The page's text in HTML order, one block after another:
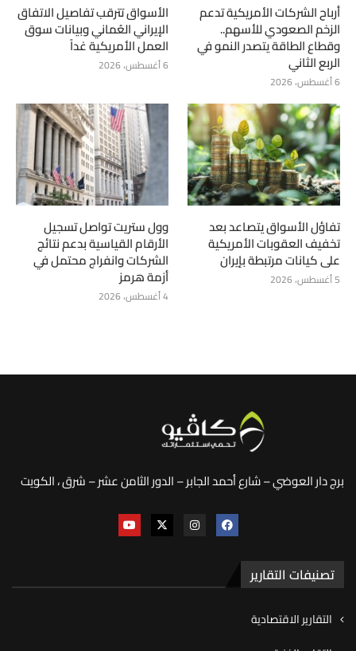
أرباح الشركات الأمريكية تدعم
الزخم الصعودي للأسهم..
وقطاع الطاقة يتصدر النمو في
الربع الثاني
6 أغسطس، 2026
الأسواق تترقب تفاصيل الاتفاق
الإيراني العُماني وبيانات سوق
العمل الأمريكية غداً
6 أغسطس، 2026
تفاؤل الأسواق يتصاعد بعد
تخفيف العقوبات الأمريكية
على كيانات مرتبطة بإيران
5 أغسطس، 2026
وول ستريت تواصل تسجيل
الأرقام القياسية بدعم نتائج
الشركات وانفراج محتمل في
أزمة هرمز
4 أغسطس، 2026
برج دار العوضي – شارع أحمد الجابر – الدور الثامن عشر – شرق ، الكويت
تصنيفات التقارير
التقارير الاقتصادية